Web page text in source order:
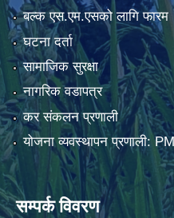
बल्क एस.एम.एसको लागि फारम
घटना दर्ता
सामाजिक सुरक्षा
नागरिक वडापत्र
कर संकलन प्रणाली
योजना व्यवस्थापन प्रणाली:
सम्पर्क विवरण